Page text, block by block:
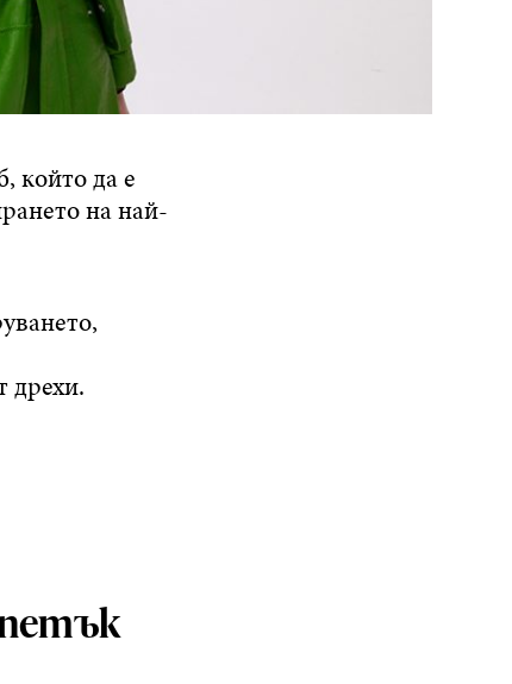
който да е
на най-
дрехи.